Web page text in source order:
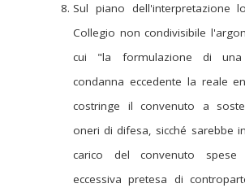
Sul piano dell'interpretazione
Collegio non condivisibile
cui "la formulazione di
condanna eccedente la reale
costringe il convenuto a
oneri di difesa, sicché sarebbe
carico del convenuto spese
eccessiva pretesa di